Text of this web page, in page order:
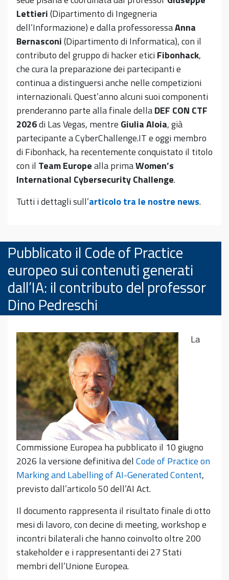
Lettieri(Dipartimento di Ingegneria
dell’Informazione) e dalla professoressaAnna
Bernasconi(Dipartimento di Informatica), con il
contributo del gruppo di hacker eticiFibonhack,
che cura la preparazione dei partecipanti e
continua a distinguersi anche nelle competizioni
internazionali. Quest’anno alcuni suoi componenti
prenderanno parte alla finale dellaDEF CON CTF
2026di Las Vegas, mentre Giulia Aloia, già
partecipante a CyberChallenge.IT e oggi membro
di Fibonhack, ha recentemente conquistato il titolo
con il Team Europealla primaWomen’s
International Cybersecurity Challenge.
Tutti i dettagli sull’articolo tra le nostre news.
Pubblicato il Code of Practice
europeo sui contenuti generati
dall’IA: il contributo del professor
Dino Pedreschi
La
Commissione Europea ha pubblicato il 10 giugno
2026 la versione definitiva delCode of Practice on
Marking and Labelling of AI-Generated Content,
previsto dall’articolo 50 dell’AI Act.
Il documento rappresenta il risultato finale di otto
mesi di lavoro, con decine di meeting, workshop e
incontri bilaterali che hanno coinvolto oltre 200
stakeholder e i rappresentanti dei 27 Stati
membri dell’Unione Europea.